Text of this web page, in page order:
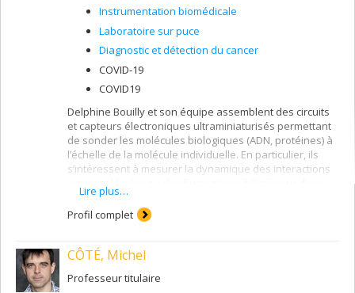
Instrumentation biomédicale
Laboratoire sur puce
Diagnostic et détection du cancer
COVID-19
COVID19
Delphine Bouilly et son équipe assemblent des circuits
et capteurs électroniques ultraminiaturisés permettant
de sonder les molécules biologiques (ADN, protéines) à
l’échelle de la molécule individuelle. En particulier, ils
s’intéressent à mesurer la dynamique des interactions
seule molécule. Le but de ces travaux est de développer
de nouveaux outils pour détecter les biomarqueurs
associés à différents types de cancer, et de mieux
élémentaires, en vue d’informer la conception de
Lire plus…
Profil complet
CÔTÉ, Michel
Professeur titulaire